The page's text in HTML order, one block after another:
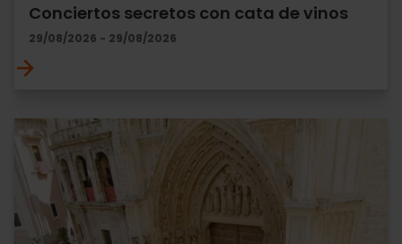
Conciertos secretos con cata de vinos
29/08/2026 - 29/08/2026